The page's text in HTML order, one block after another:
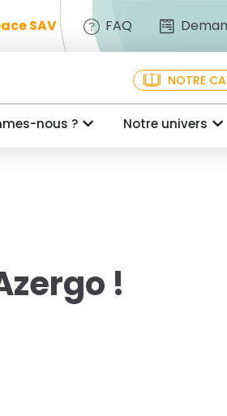
SAV FAQ
NOTRE
nous ? Notre univers
!